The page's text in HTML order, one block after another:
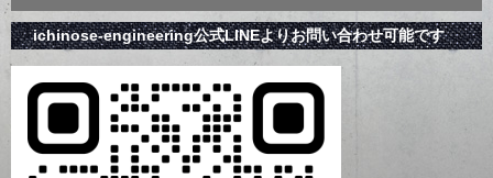
ichinose-engineering公式LINEよりお問い合わせ可能です